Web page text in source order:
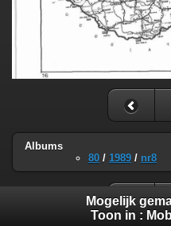
Albums
80 / 1989 / nr8
Mogelijk
Toon in :